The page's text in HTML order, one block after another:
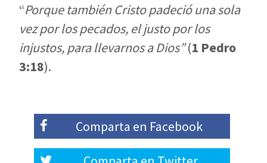
“Porque también Cristo padeció una sola
vez por los pecados, el justo por los
injustos, para llevarnos a Dios”(1 Pedro
3:18).
Comparta en Facebook